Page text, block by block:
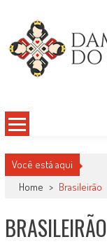
content
Você está aqui
Home > Brasileirão
BRASILEIRÃO